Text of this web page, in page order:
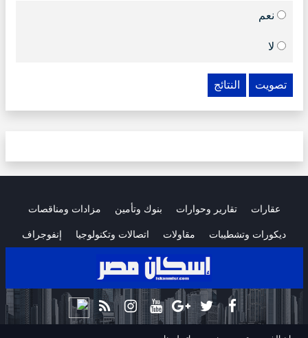
نعم
لا
تصويت النتائج
عقارات تقارير وحوارات بنوك وتأمين مزادات ومناقصات
ديكورات وتشطيبات مقاولات اتصالات وتكنولوجيا إنفوجراف